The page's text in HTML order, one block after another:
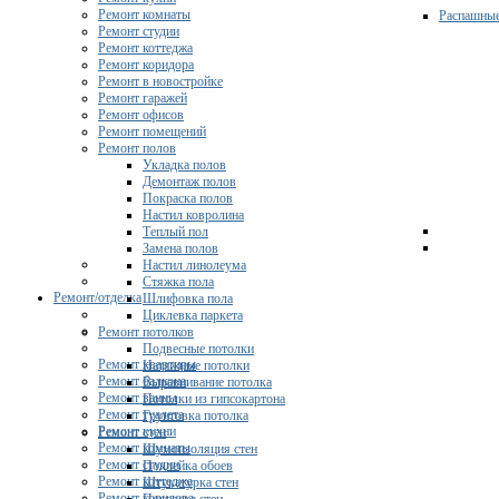
Ремонт/отделка
Ремонт квартиры
Ремонт балкона
Ремонт ванны
Ремонт туалета
Ремонт кухни
Ремонт комнаты
Ремонт студии
Ремонт коттеджа
Ремонт комнаты
Ремонт студии
Ремонт коттеджа
Ремонт коридора
Ремонт в новостройке
Ремонт гаражей
Ремонт офисов
Ремонт помещений
Ремонт полов
Укладка полов
Демонтаж полов
Покраска полов
Настил ковролина
Теплый пол
Замена полов
Настил линолеума
Стяжка пола
Шлифовка пола
Циклевка паркета
Ремонт потолков
Подвесные потолки
Натяжные потолки
Выравнивание потолка
Потолки из гипсокартона
Грунтовка потолка
Ремонт стен
Шумоизоляция стен
Поклейка обоев
Штукатурка стен